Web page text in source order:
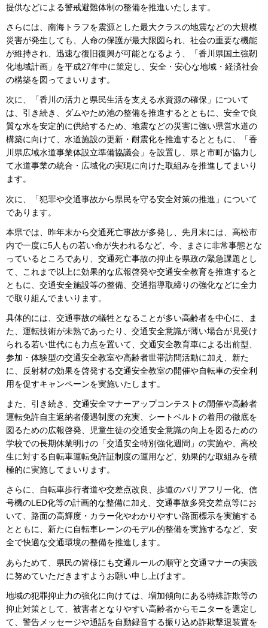
提供などによる警戒避難体制の整備を推進いたします。
さらには、南海トラフを震源とした最大クラスの地震などの大規模
災害が発生しても、人命の保護が最大限図られ、社会の重要な機能
が維持され、迅速な復旧復興が可能となるよう、「香川県国土強靭
化地域計画」を平成27年中に策定し、安全・安心な地域・経済社会
の構築を図ってまいります。
次に、「香川の活力と県民生活を支える水資源の確保」について
は、引き続き、ダムやため池の整備を推進するとともに、安全で良
質な水を安定的に供給するため、地震などの災害に強い県営水道の
構築に向けて、水道施設の更新・耐震化を推進するとともに、「香
川県広域水道事業体設立準備協議会」を設置し、県と市町が協力し
て水道事業の統合・広域化の実現に向けた取組みを推進してまいり
ます。
次に、「犯罪や交通事故から県民を守る安全対策の推進」について
であります。
本県では、昨年末から交通死亡事故が多発し、先月末には、高松市
内で一度に5人もの若い命が失われるなど、今、まさに非常事態とな
っているところであり、交通死亡事故の抑止を県政の緊急課題とし
て、これまで以上に効果的な広報啓発や交通安全教育を推進すると
ともに、交通安全施設等の整備、交通指導取締りの強化などに全力
で取り組んでまいります。
具体的には、交通事故の犠牲となることが多い高齢者を中心に、ま
た、運転技術が未熟であったり、交通安全意識が薄い場合が見受け
られる若い世代にも力点を置いて、交通安全教育車による出前型、
参加・体験型の交通安全教室や高齢者世帯訪問活動に加え、新た
に、反射材の効果を啓発する交通安全教室の開催や自転車の安全利
用を促すキャンペーンを実施いたします。
また、引き続き、交通安全マナーアップコンテストの開催や高齢者
運転免許自主返納者優遇制度の充実、シートベルトの着用の徹底を
図るための広報啓発、児童生徒の交通安全意識の向上を図るための
学校での長期休業明けの「交通安全特別強化週間」の実施や、高校
生に対する自転車運転免許証制度の運用など、効果的な取組みを積
極的に実施してまいります。
さらに、自転車歩行者道や交差点改良、歩道のバリアフリー化、信
号機のLED化等の計画的な整備に加え、交通事故多発交差点等にお
いて、路面の高輝度・カラー化やわかりやすい路面標示を実施する
とともに、新たに自転車レーンのモデル的整備を実施するなど、安
全で快適な交通環境の整備を推進します。
あらためて、県民の皆様にも交通ルールの順守と交通マナーの実践
に努めていただきますようお願い申し上げます。
地域の犯罪抑止力の強化に向けては、増加傾向にある特殊詐欺等の
抑止対策として、被害者となりやすい高齢者からモニターを選定し
て、警告メッセージや通話を自動録音する振り込め詐欺撃退装置を